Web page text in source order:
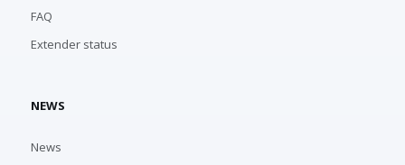
FAQ
Extender status
NEWS
News